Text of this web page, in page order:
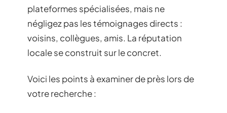
plateformes spécialisées, mais ne
négligez pas les témoignages directs :
voisins, collègues, amis. La réputation
locale se construit sur le concret.
Voici les points à examiner de près lors de
votre recherche :